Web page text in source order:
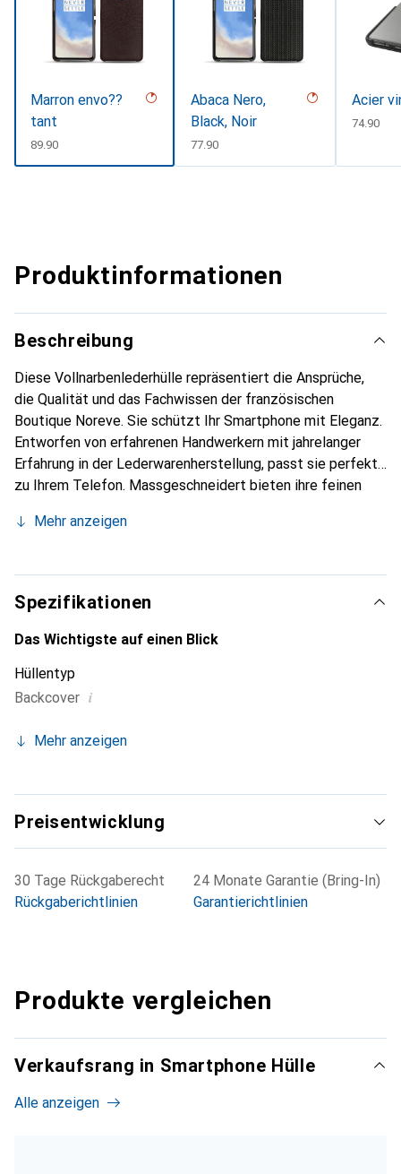
Marron envo??
tant
CHF
89.90
Abaca Nero,
Black, Noir
CHF
77.90
Acier
CHF
74.90
Produktinformationen
Beschreibung
Diese Vollnarbenlederhülle repräsentiert die Ansprüche,
die Qualität und das Fachwissen der französischen
Boutique Noreve. Sie schützt Ihr Smartphone mit Eleganz.
Entworfen von erfahrenen Handwerkern mit jahrelanger
Erfahrung in der Lederwarenherstellung, passt sie perfekt
zu Ihrem Telefon. Massgeschneidert bieten ihre feinen
unverzichtbaren Accessoire für Ihr Smartphone.
die Marke Noreve eine zuverlässige Wahl für eine
anspruchsvolle Kundschaft.
Mehr anzeigen
Spezifikationen
Das Wichtigste auf einen Blick
Hüllentyp
Backcover i
Mehr anzeigen
Preisentwicklung
30 Tage Rückgaberecht
Rückgaberichtlinien
24 Monate Garantie (Bring-In)
Garantierichtlinien
Produkte vergleichen
Verkaufsrang in Smartphone Hülle
Alle anzeigen